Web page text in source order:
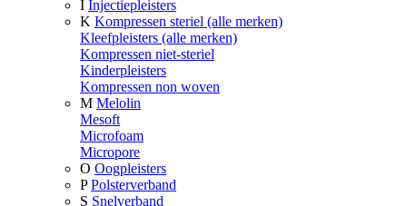
I Injectiepleisters
K Kompressen steriel (alle merken)
Kleefpleisters (alle merken)
Kompressen niet-steriel
Kinderpleisters
Kompressen non woven
M Melolin
Mesoft
Microfoam
Micropore
O Oogpleisters
P Polsterverband
S Snelverband